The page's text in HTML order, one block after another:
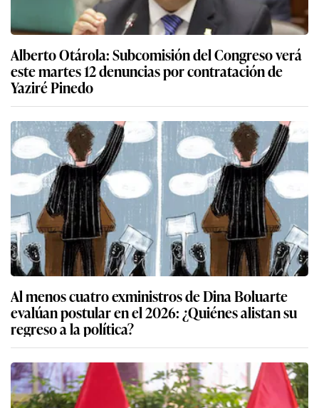
Alberto Otárola: Subcomisión del Congreso verá
este martes 12 denuncias por contratación de
Yaziré Pinedo
Al menos cuatro exministros de Dina Boluarte
evalúan postular en el 2026: ¿Quiénes alistan su
regreso a la política?